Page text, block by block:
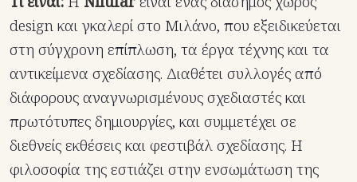
design και γκαλερί στο Μιλάνο, που εξειδικεύεται
στη σύγχρονη επίπλωση, τα έργα τέχνης και τα
αντικείμενα σχεδίασης. Διαθέτει συλλογές από
διάφορους αναγνωρισμένους σχεδιαστές και
πρωτότυπες δημιουργίες, και συμμετέχει σε
διεθνείς εκθέσεις και φεστιβάλ σχεδίασης. Η
φιλοσοφία της εστιάζει στην ενσωμάτωση της